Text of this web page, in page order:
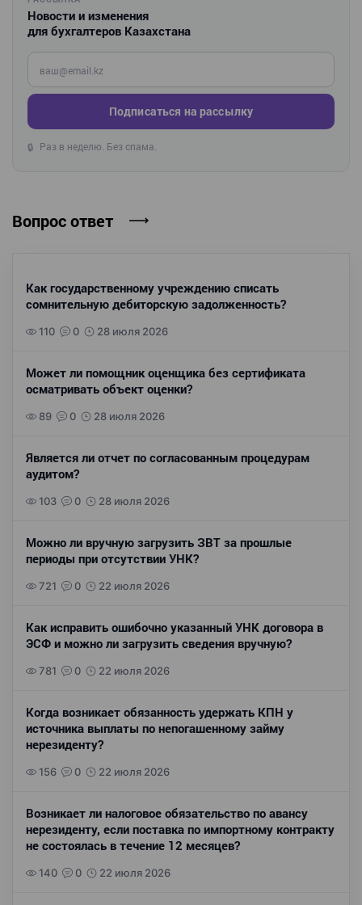
Новости и изменения
для бухгалтеров Казахстана
Введите ваш e-mail
Подписаться на рассылку
🔒 Раз в неделю. Без спама.
Вопрос ответ
Как государственному учреждению списать
сомнительную дебиторскую задолженность?
110 0 28 июля 2026
Может ли помощник оценщика без сертификата
осматривать объект оценки?
89 0 28 июля 2026
Является ли отчет по согласованным процедурам
аудитом?
103 0 28 июля 2026
Можно ли вручную загрузить ЗВТ за прошлые
периоды при отсутствии УНК?
721 0 22 июля 2026
Как исправить ошибочно указанный УНК договора в
ЭСФ и можно ли загрузить сведения вручную?
781 0 22 июля 2026
Когда возникает обязанность удержать КПН у
источника выплаты по непогашенному займу
нерезиденту?
156 0 22 июля 2026
Возникает ли налоговое обязательство по авансу
нерезиденту, если поставка по импортному контракту
не состоялась в течение 12 месяцев?
140 0 22 июля 2026